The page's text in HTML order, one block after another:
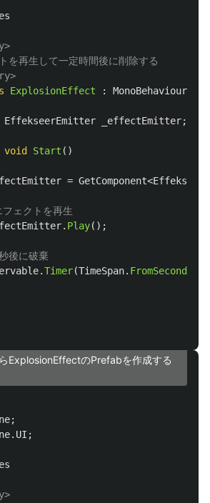
再生して一定時間後に削除する
ExplosionEffect :
MonoBehaviour
EffekseerEmitter _effectEmitter;
void Start ()
= GetComponent<
ェクトを再生
. Play();
後に破棄
.Timer(TimeSpan. FromSeconds
ExplosionEffectのPrefabを作成する
;
;